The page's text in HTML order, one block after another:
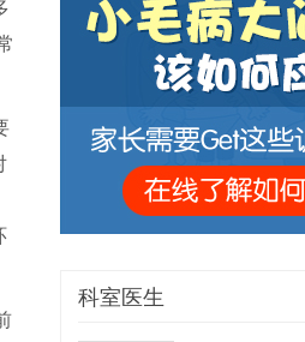
科室医生